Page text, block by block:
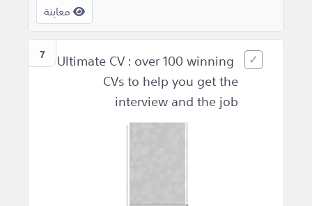
معاينة
7
Ultimate CV : over 100 winning
CVs to help you get the
interview and the job